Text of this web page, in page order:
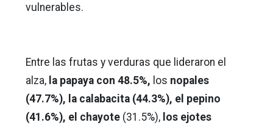
vulnerables.
Entre las frutas y verduras que lideraron el
alza, la papaya con 48.5%, los nopales
(47.7%), la calabacita (44.3%), el pepino
(41.6%), el chayote (31.5%), los ejotes